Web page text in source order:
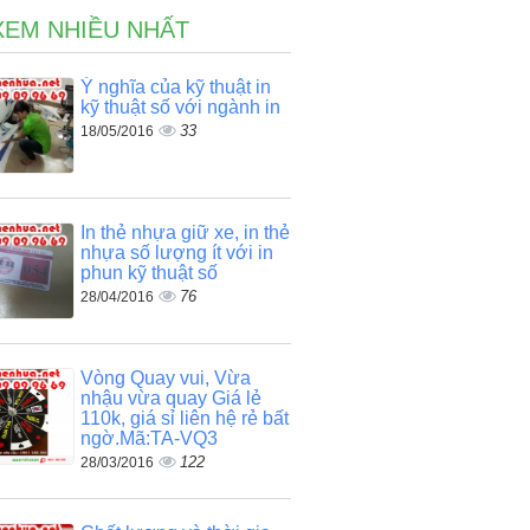
NHIỀU NHẤT
Ý nghĩa của kỹ thuật in
kỹ thuật số với ngành in
18/05/2016 33
In thẻ nhựa giữ xe, in thẻ
nhựa số lượng ít với in
phun kỹ thuật số
28/04/2016 76
Vòng Quay vui, Vừa
nhậu vừa quay Giá lẻ
110k, giá sỉ liên hệ rẻ bất
ngờ.Mã:TA-VQ3
28/03/2016 122